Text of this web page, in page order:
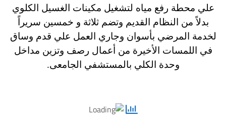
علي محطة رفع مياه لتشغيل مكينات الغسيل الكلوي
بدلاً من النظام القديم وتضم ثلاثة و خمسين سريراً
لخدمة المرضي بأسوان وجاري العمل علي قدم وساق
في اللمسات الأخيرة من أعمال رصف وتزين مداخل
وحدة الكلي بالمستشفي الجامعى.